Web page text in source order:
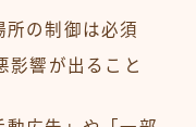
所の制御は必須
影響が出ること